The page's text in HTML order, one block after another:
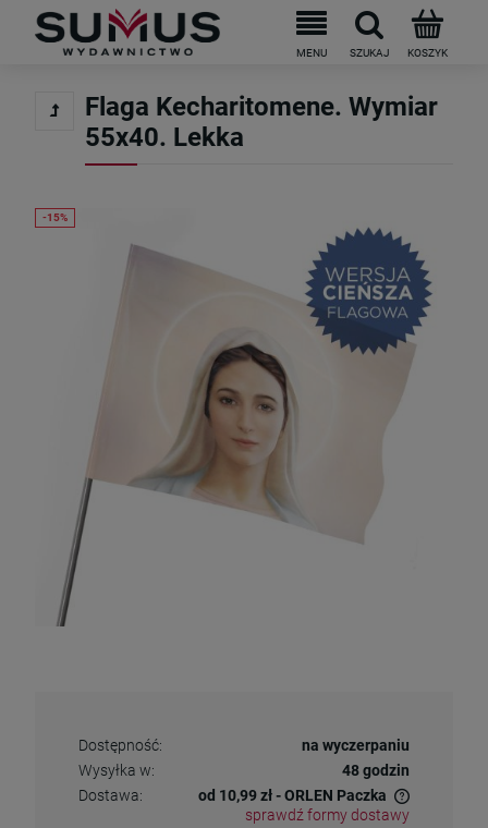
Do darmowej dostawy brakuje 199PLN
Flaga Kecharitomene. Wymiar
55x40. Lekka
Dostępność:
na wyczerpaniu
Wysyłka w:
48 godzin
Dostawa:
od 10,99 zł- ORLEN Paczka
Cena nie zawiera ewentualnych kosztów płatności
sprawdź formy dostawy